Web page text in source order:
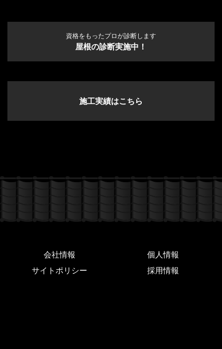
資格をもったプロが診断します
屋根の診断実施中！
施工実績はこちら
会社情報
個人情報
サイトポリシー
採用情報